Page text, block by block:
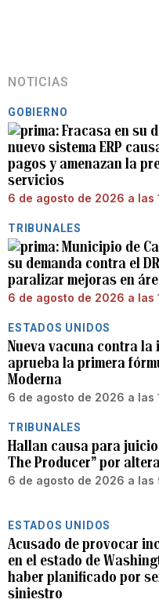
NOTICIAS
GOBIERNO
Fracasa en su
nuevo sistema ERP
pagos y amenazan la
servicios
6 de agosto de 2026 a las
TRIBUNALES
Municipio de
su demanda contra el
paralizar mejoras en
6 de agosto de 2026 a las
ESTADOS UNIDOS
Nueva vacuna contra la
aprueba la primera
Moderna
6 de agosto de 2026 a las
TRIBUNALES
Hallan causa para
The Producer” por
6 de agosto de 2026 a las
ESTADOS UNIDOS
Acusado de provocar
en el estado de
haber planificado por
siniestro